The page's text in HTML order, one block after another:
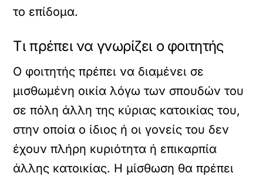
το επίδομα.
Τι πρέπει να γνωρίζει ο φοιτητής
Ο φοιτητής πρέπει να διαμένει σε
μισθωμένη οικία λόγω των σπουδών του
σε πόλη άλλη της κύριας κατοικίας του,
στην οποία ο ίδιος ή οι γονείς του δεν
έχουν πλήρη κυριότητα ή επικαρπία
άλλης κατοικίας. Η μίσθωση θα πρέπει